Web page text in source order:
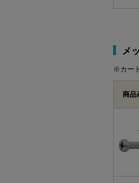
メ
※カー
商品